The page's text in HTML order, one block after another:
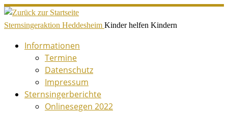
Zum
Inhalt
Sternsingeraktion Heddesheim Kinder helfen Kindern
Informationen
Termine
Datenschutz
Impressum
Sternsingerberichte
Onlinesegen 2022